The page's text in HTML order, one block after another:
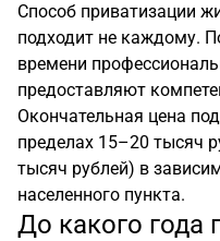
Способ приватизации
подходит не каждому.
времени
предоставляют
Окончательная цена
пределах 15–20 тысяч
тысяч рублей) в
населенного пункта.
До какого года